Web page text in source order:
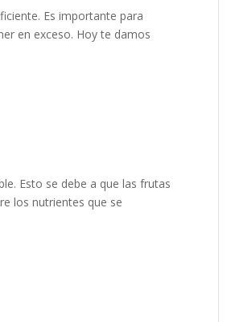
Es importante para
en exceso. Hoy te damos
Esto se debe a que las frutas
los nutrientes que se